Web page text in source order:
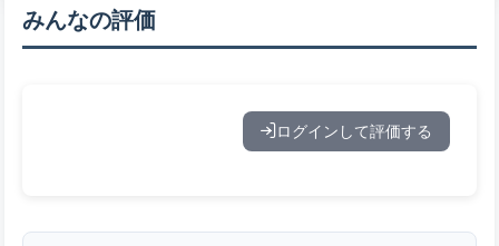
みんなの評価
ログインして評価する